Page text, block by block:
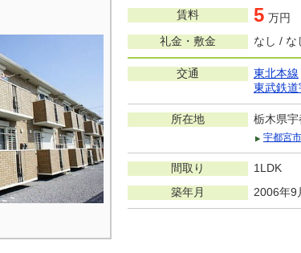
賃料 5 万円
礼金・敷金
なし / な
交通 東北本線
東武鉄
所在地 栃木県
宇都宮
間取り 1LDK
築年月 2006年9